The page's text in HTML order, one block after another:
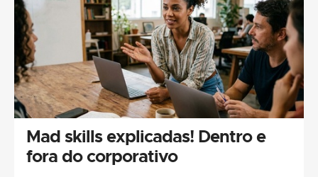
Mad skills explicadas! Dentro e
fora do corporativo